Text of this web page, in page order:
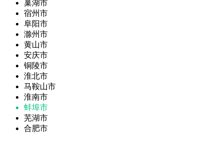
巢湖市
宿州市
阜阳市
滁州市
黄山市
安庆市
铜陵市
淮北市
马鞍山市
淮南市
蚌埠市
芜湖市
合肥市